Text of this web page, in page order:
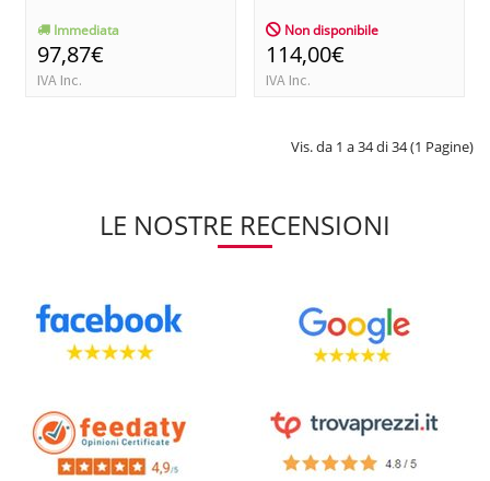
Immediata
97,87€
IVA Inc.
Non disponibile
114,00€
IVA Inc.
Vis. da 1 a 34 di 34 (1 Pagine)
LE NOSTRE RECENSIONI